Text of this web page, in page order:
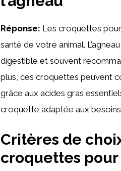
Réponse: Les croquettes
santé de votre animal.
digestible et souvent
plus, ces croquettes peuvent
grâce aux acides gras
croquette adaptée aux
Critères de
croquettes pour